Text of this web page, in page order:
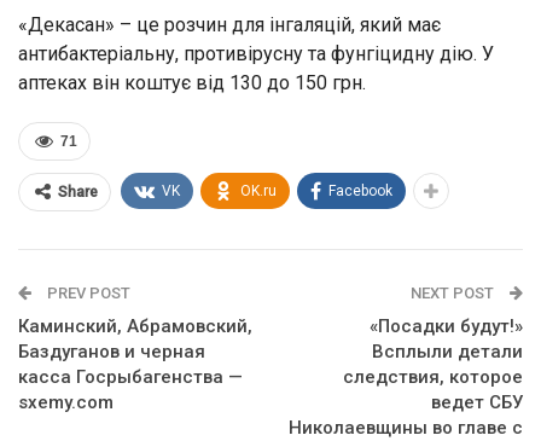
«Декасан» – це розчин для інгаляцій, який має
антибактеріальну, противірусну та фунгіцидну дію. У
аптеках він коштує від 130 до 150 грн.
71
Share VK OK.ru Facebook
PREV POST
Каминский, Абрамовский,
Баздуганов и черная
касса Госрыбагенства —
sxemy.com
NEXT POST
«Посадки будут!»
Всплыли детали
следствия, которое
ведет СБУ
Николаевщины во главе с